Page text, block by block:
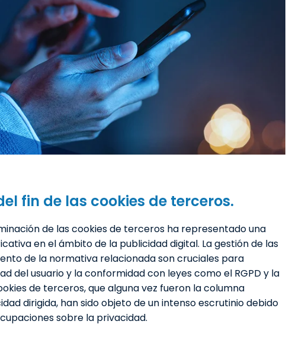
fin de las cookies de terceros.
de las cookies de terceros ha representado una
en el ámbito de la publicidad digital. La gestión de las
de la normativa relacionada son cruciales para
del usuario y la conformidad con leyes como el RGPD y la
de terceros, que alguna vez fueron la columna
dirigida, han sido objeto de un intenso escrutinio debido
sobre la privacidad.